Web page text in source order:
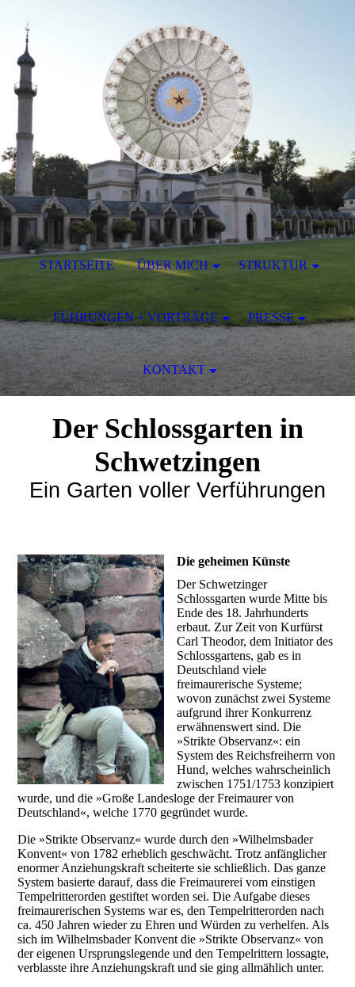
Der Schlossgarten in
Schwetzingen
Ein Garten voller Verführungen
Die geheimen Künste
Der Schwetzinger
Schlossgarten wurde Mitte bis
Ende des 18. Jahrhunderts
erbaut. Zur Zeit von Kurfürst
Carl Theodor, dem Initiator des
Schlossgartens, gab es in
Deutschland viele
freimaurerische Systeme;
wovon zunächst zwei Systeme
aufgrund ihrer Konkurrenz
erwähnenswert sind. Die
»Strikte Observanz«: ein
System des Reichsfreiherrn von
Hund, welches wahrscheinlich
zwischen 1751/1753 konzipiert
wurde, und die »Große Landesloge der Freimaurer von
Deutschland«, welche 1770 gegründet wurde.
Die »Strikte Observanz« wurde durch den »Wilhelmsbader
Konvent« von 1782 erheblich geschwächt. Trotz anfänglicher
enormer Anziehungskraft scheiterte sie schließlich. Das ganze
System basierte darauf, dass die Freimaurerei vom einstigen
Tempelritterorden gestiftet worden sei. Die Aufgabe dieses
freimaurerischen Systems war es, den Tempelritterorden nach
ca. 450 Jahren wieder zu Ehren und Würden zu verhelfen. Als
sich im Wilhelmsbader Konvent die »Strikte Observanz« von
der eigenen Ursprungslegende und den Tempelrittern lossagte,
verblasste ihre Anziehungskraft und sie ging allmählich unter.
STARTSEITE ÜBER MICH STRUKTUR
FÜHRUNGEN + VORTRÄGE PRESSE
KONTAKT